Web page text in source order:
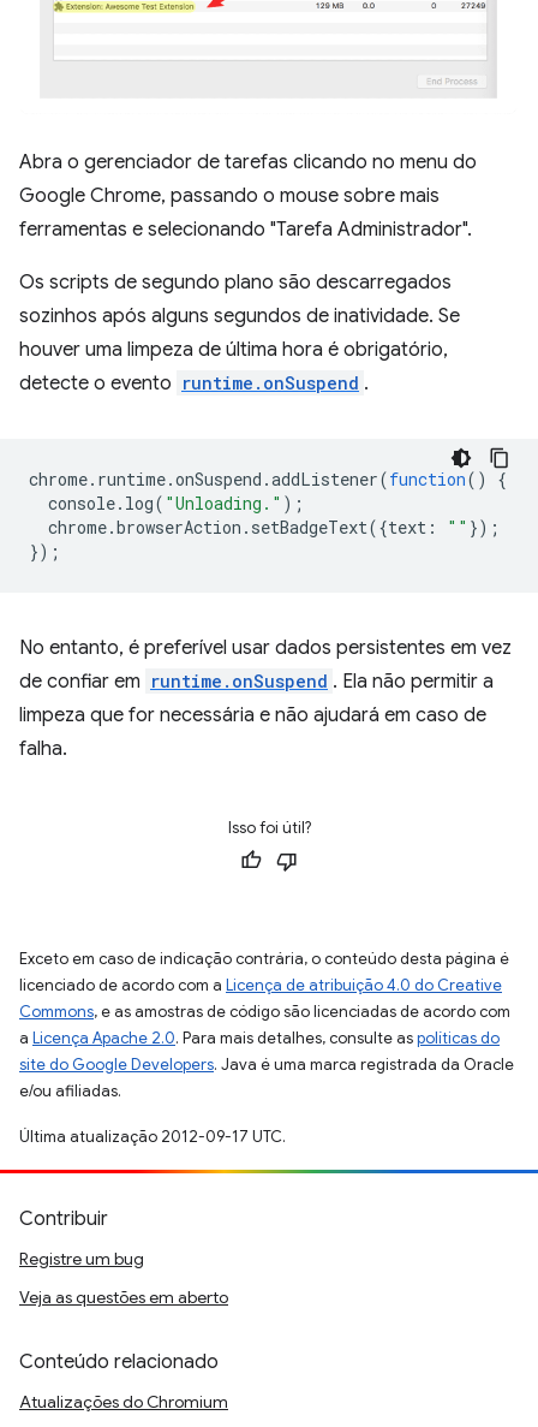
Abra o gerenciador de tarefas clicando no menu do
Google Chrome, passando o mouse sobre mais
ferramentas e selecionando "Tarefa Administrador".
Os scripts de segundo plano são descarregados
sozinhos após alguns segundos de inatividade. Se
houver uma limpeza de última hora é obrigatório,
detecte o evento runtime.onSuspend .
chrome. runtime.onSuspend .addListener(function()
{
console. log( "Unloading." );
chrome.browserAction . setBadgeText({text : "" });
});
No entanto, é preferível usar dados persistentes em vez
de confiar em runtime.onSuspend . Ela não permitir a
limpeza que for necessária e não ajudará em caso de
falha.
Isso foi útil?
Exceto em caso de indicação contrária, o conteúdo desta página é
licenciado de acordo com a Licença de atribuição 4.0 do Creative
Commons, e as amostras de código são licenciadas de acordo com
a Licença Apache 2.0. Para mais detalhes, consulte aspolíticas do
site do Google Developers. Java é uma marca registrada da Oracle
e/ou afiliadas.
Última atualização 2012-09-17 UTC.
Contribuir
Registre um bug
Veja as questões em aberto
Conteúdo relacionado
Atualizações do Chromium